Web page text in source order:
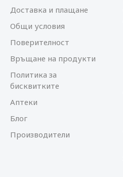
Доставка и плащане
Общи условия
Поверителност
Връщане на продукти
Политика за
бисквитките
Аптеки
Блог
Производители